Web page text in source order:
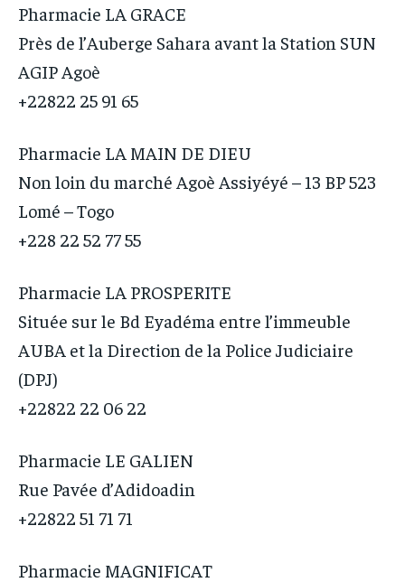
Pharmacie LA GRACE
Près de l’Auberge Sahara avant la Station SUN
AGIP Agoè
+22822 25 91 65
Pharmacie LA MAIN DE DIEU
Non loin du marché Agoè Assiyéyé – 13 BP 523
Lomé – Togo
+228 22 52 77 55
Pharmacie LA PROSPERITE
Située sur le Bd Eyadéma entre l’immeuble
AUBA et la Direction de la Police Judiciaire
(DPJ)
+22822 22 06 22
Pharmacie LE GALIEN
Rue Pavée d’Adidoadin
+22822 51 71 71
Pharmacie MAGNIFICAT